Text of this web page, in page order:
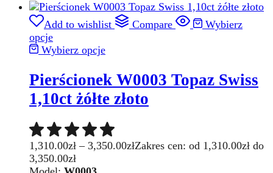
Add to wishlist Compare
Wybierz
opcje
Wybierz opcje
Pierścionek W0003 Topaz Swiss
1,10ct żółte złoto
1,310.00zł – 3,350.00złZakres cen: od 1,310.00zł do
3,350.00zł